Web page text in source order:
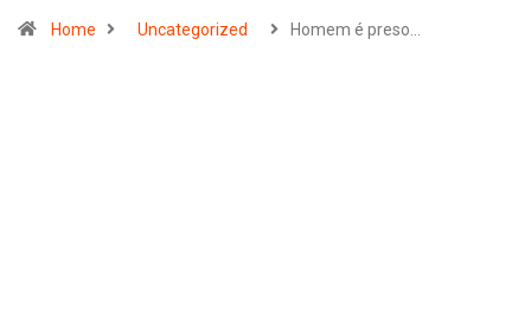
Home Uncategorized Homem é preso…